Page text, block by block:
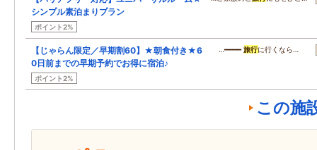
シンプル素泊まりプラン
ポイント2%
【じゃらん限定／早期割60】★朝食付き★6
0日前までの早期予約でお得に宿泊♪
ポイント2%
…━━━━旅行に行くなら…
この施